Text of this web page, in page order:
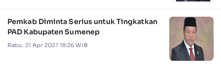
Pemkab Diminta Serius untuk Tingkatkan
PAD Kabupaten Sumenep
Rabu, 21 Apr 2021 18:26 WIB